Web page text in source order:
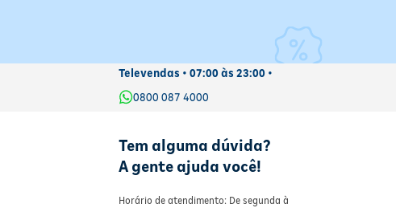
Televendas • 07:00 às 23:00 •
0800 087 4000
Tem alguma dúvida?
A gente ajuda você!
Horário de atendimento: De segunda à